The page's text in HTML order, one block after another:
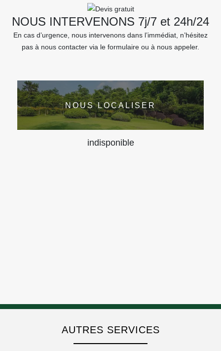
NOUS INTERVENONS 7j/7 et 24h/24
En cas d’urgence, nous intervenons dans l’immédiat, n’hésitez
pas à nous contacter via le formulaire ou à nous appeler.
NOUS LOCALISER
indisponible
AUTRES SERVICES